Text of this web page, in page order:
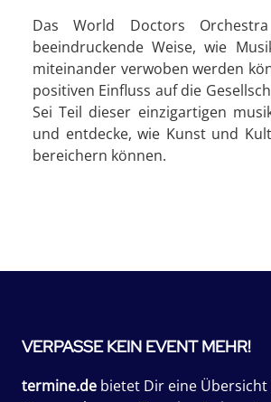
Das World Doctors
beeindruckende Weise, wie
miteinander verwoben werden
positiven Einfluss auf die
Sei Teil dieser einzigartigen
und entdecke, wie Kunst und
bereichern können.
VERPASSE KEIN EVENT MEHR!
termine.de bietet Dir eine